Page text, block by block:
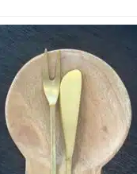
Preis
war:
18,90 €
ist:
7,56 €.